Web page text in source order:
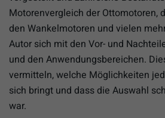
Motorenvergleich der Ottomotoren,
den Wankelmotoren und vielen
Autor sich mit den Vor- und
und den Anwendungsbereichen.
vermitteln, welche Möglichkeiten
sich bringt und dass die Auswahl
war.